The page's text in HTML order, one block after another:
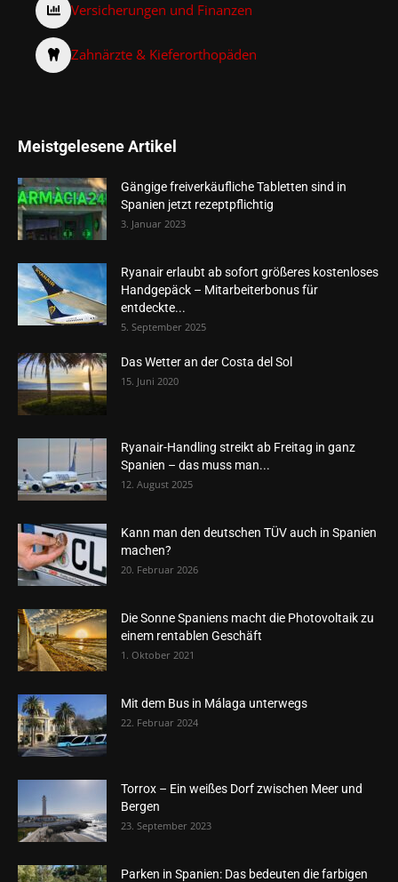
Versicherungen und Finanzen
Zahnärzte & Kieferorthopäden
Meistgelesene Artikel
Gängige freiverkäufliche Tabletten sind in
Spanien jetzt rezeptpflichtig
3. Januar 2023
Ryanair erlaubt ab sofort größeres kostenloses
Handgepäck – Mitarbeiterbonus für
entdeckte...
5. September 2025
Das Wetter an der Costa del Sol
15. Juni 2020
Ryanair-Handling streikt ab Freitag in ganz
Spanien – das muss man...
12. August 2025
Kann man den deutschen TÜV auch in Spanien
machen?
20. Februar 2026
Die Sonne Spaniens macht die Photovoltaik zu
einem rentablen Geschäft
1. Oktober 2021
Mit dem Bus in Málaga unterwegs
22. Februar 2024
Torrox – Ein weißes Dorf zwischen Meer und
Bergen
23. September 2023
Parken in Spanien: Das bedeuten die farbigen